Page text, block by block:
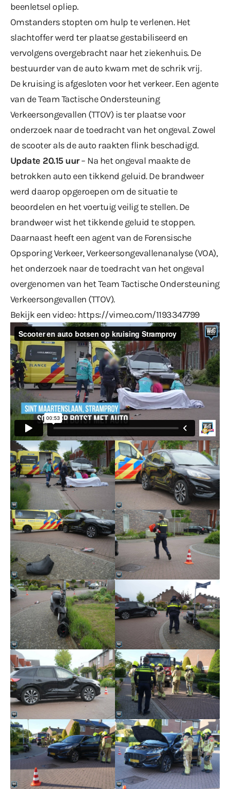
beenletsel opliep.
Omstanders stopten om hulp te verlenen. Het
slachtoffer werd ter plaatse gestabiliseerd en
vervolgens overgebracht naar het ziekenhuis. De
bestuurder van de auto kwam met de schrik vrij.
De kruising is afgesloten voor het verkeer. Een agente
van de Team Tactische Ondersteuning
Verkeersongevallen (TTOV) is ter plaatse voor
onderzoek naar de toedracht van het ongeval. Zowel
de scooter als de auto raakten flink beschadigd.
Update 20.15 uur– Na het ongeval maakte de
betrokken auto een tikkend geluid. De brandweer
werd daarop opgeroepen om de situatie te
beoordelen en het voertuig veilig te stellen. De
brandweer wist het tikkende geluid te stoppen.
Daarnaast heeft een agent van de Forensische
Opsporing Verkeer, Verkeersongevallenanalyse (VOA),
het onderzoek naar de toedracht van het ongeval
overgenomen van het Team Tactische Ondersteuning
Verkeersongevallen (TTOV).
Bekijk een video: https://vimeo.com/1193347799